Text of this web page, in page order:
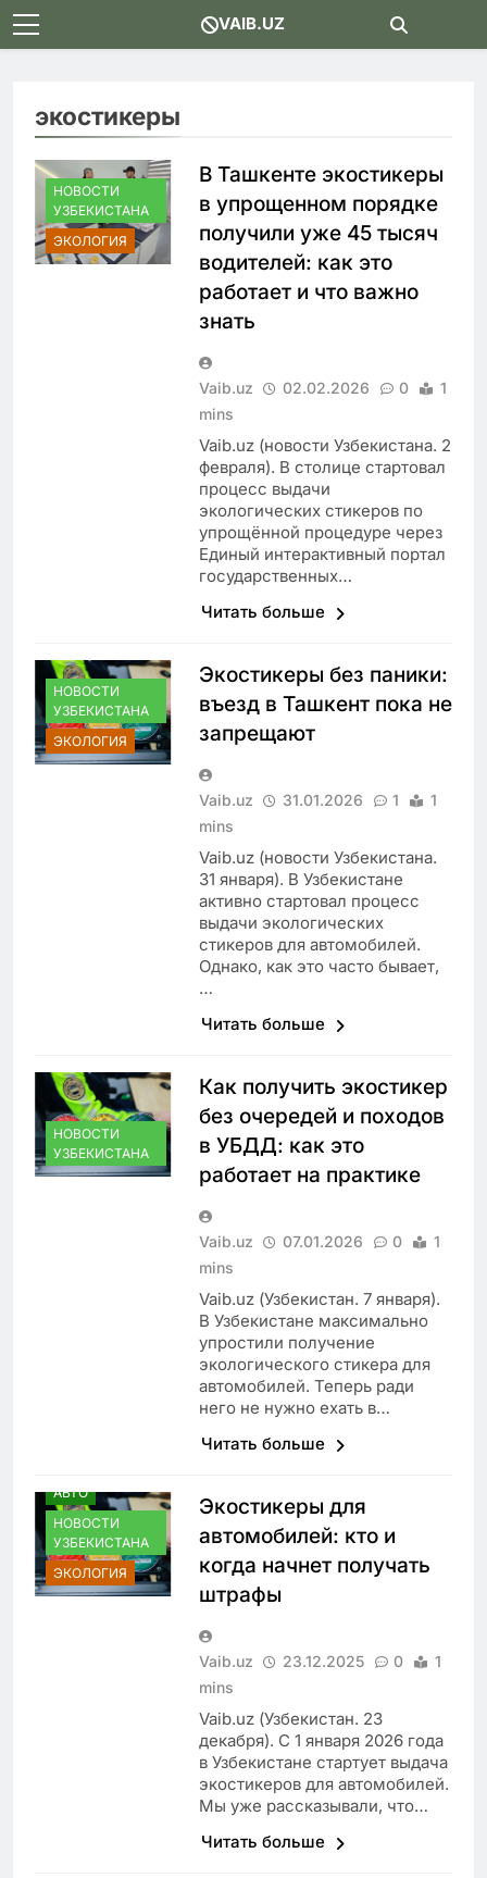
Skip
to
VAIB.UZ
экостикеры
НОВОСТИ
УЗБЕКИСТАНА
ЭКОЛОГИЯ
В Ташкенте экостикеры
в упрощенном порядке
получили уже 45 тысяч
водителей: как это
работает и что важно
знать
Vaib.uz 02.02.2026 0
1
mins
Vaib.uz (новости Узбекистана. 2
февраля). В столице стартовал
процесс выдачи
экологических стикеров по
упрощённой процедуре через
Единый интерактивный портал
государственных…
Читать больше
НОВОСТИ
УЗБЕКИСТАНА
ЭКОЛОГИЯ
Экостикеры без паники:
въезд в Ташкент пока не
запрещают
Vaib.uz 31.01.2026 1
1
mins
Vaib.uz (новости Узбекистана.
31 января). В Узбекистане
активно стартовал процесс
выдачи экологических
стикеров для автомобилей.
Однако, как это часто бывает,
…
Читать больше
НОВОСТИ
УЗБЕКИСТАНА
Как получить экостикер
без очередей и походов
в УБДД: как это
работает на практике
Vaib.uz 07.01.2026 0
1
mins
Vaib.uz (Узбекистан. 7 января).
В Узбекистане максимально
упростили получение
экологического стикера для
автомобилей. Теперь ради
него не нужно ехать в…
Читать больше
АВТО
НОВОСТИ
УЗБЕКИСТАНА
ЭКОЛОГИЯ
Экостикеры для
автомобилей: кто и
когда начнет получать
штрафы
Vaib.uz 23.12.2025 0
1
mins
Vaib.uz (Узбекистан. 23
декабря). С 1 января 2026 года
в Узбекистане стартует выдача
экостикеров для автомобилей.
Мы уже рассказывали, что…
Читать больше